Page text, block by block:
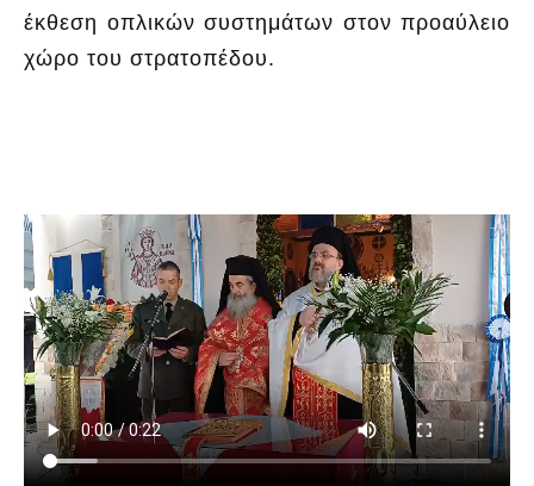
έκθεση οπλικών συστημάτων στον προαύλειο
χώρο του στρατοπέδου.